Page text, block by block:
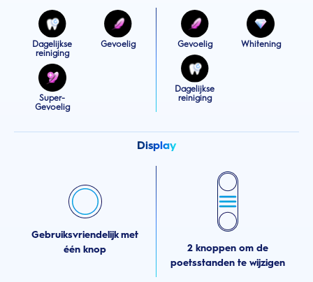
Dagelijkse
reiniging
Gevoelig
Super-
Gevoelig
Gevoelig Whitening
Dagelijkse
reiniging
Display
Gebruiksvriendelijk met
één knop
2 knoppen om de
poetsstanden te wijzigen